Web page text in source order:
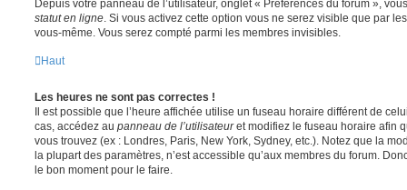
Depuis votre panneau de l’utilisateur, onglet « Préférences du forum »,
statut en ligne . Si vous activez cette option vous ne serez visible que par
vous-même. Vous serez compté parmi les membres invisibles.
Haut
Les heures ne sont pas correctes !
Il est possible que l’heure affichée utilise un fuseau horaire différent de
cas, accédez au panneau de l’utilisateuret modifiez le fuseau horaire afin
vous trouvez (ex : Londres, Paris, New York, Sydney, etc.). Notez que la
la plupart des paramètres, n’est accessible qu’aux membres du forum.
le bon moment pour le faire.